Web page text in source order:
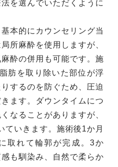
を選んでいただくように
本的にカウンセリング当
所麻酔を使用しますが、
酔の併用も可能です。施
肪を取り除いた部位が浮
するのを防ぐため、圧迫
ます。ダウンタイムにつ
なることがありますが、
ていきます。施術後1か月
取れて輪郭が完成。3か
も馴染み、自然で柔らか